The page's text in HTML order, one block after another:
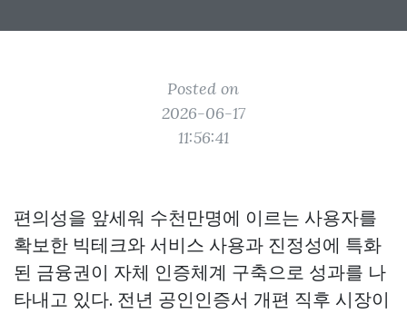
Posted on
2026-06-17
11:56:41
편의성을 앞세워 수천만명에 이르는 사용자를
확보한 빅테크와 서비스 사용과 진정성에 특화
된 금융권이 자체 인증체계 구축으로 성과를 나
타내고 있다. 전년 공인인증서 개편 직후 시장이